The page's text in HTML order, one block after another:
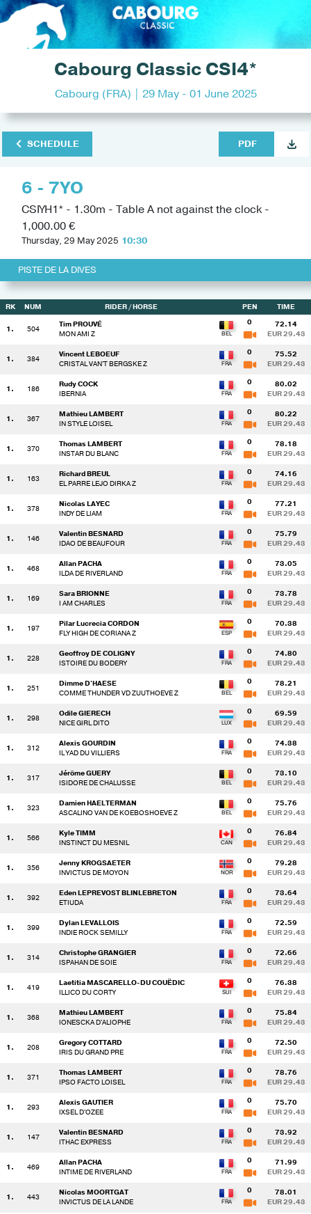
Cabourg Classic CSI4*
Cabourg (FRA) | 29 May - 01 June 2025
SCHEDULE PDF
6 - 7YO
CSIYH1* - 1.30m - Table A not against the clock -
1,000.00 €
Thursday, 29 May 2025 10:30
PISTE DE LA DIVES
RK NUM RIDER / HORSE PEN TIME
1. 504
Tim PROUVÉ
MON AMI Z
0 72.14
EUR 29.43
1. 384
Vincent LEBOEUF
CRISTAL VAN'T BERGSKE Z
0 75.52
EUR 29.43
1. 186
Rudy COCK
IBERNIA
0 80.02
EUR 29.43
1. 367
Mathieu LAMBERT
IN STYLE LOISEL
0 80.22
EUR 29.43
1. 370
Thomas LAMBERT
INSTAR DU BLANC
0 78.18
EUR 29.43
1. 163
Richard BREUL
EL PARRE LEJO DIRKA Z
0 74.16
EUR 29.43
1. 378
Nicolas LAYEC
INDY DE LIAM
0 77.21
EUR 29.43
1. 146
Valentin BESNARD
IDAO DE BEAUFOUR
0 75.79
EUR 29.43
1. 468
Allan PACHA
ILDA DE RIVERLAND
0 73.05
EUR 29.43
1. 169
Sara BRIONNE
I AM CHARLES
0 73.78
EUR 29.43
1. 197
Pilar Lucrecia CORDON
FLY HIGH DE CORIANA Z
0 70.38
EUR 29.43
1. 228
Geoffroy DE COLIGNY
ISTOIRE DU BODERY
0 74.80
EUR 29.43
1. 251
Dimme D'HAESE
COMME THUNDER VD ZUUTHOEVE Z
0 78.21
EUR 29.43
1. 298
Odile GIERECH
NICE GIRL DITO
0 69.59
EUR 29.43
1. 312
Alexis GOURDIN
IL YAD DU VILLIERS
0 74.38
EUR 29.43
1. 317
Jérôme GUERY
ISIDORE DE CHALUSSE
0 73.10
EUR 29.43
1. 323
Damien HAELTERMAN
ASCALINO VAN DE KOEBOSHOEVE Z
0 75.76
EUR 29.43
1. 566
Kyle TIMM
INSTINCT DU MESNIL
0 76.84
EUR 29.43
1. 356
Jenny KROGSAETER
INVICTUS DE MOYON
0 79.28
EUR 29.43
1. 392
Eden LEPREVOST BLINLEBRETON
ETIUDA
0 73.64
EUR 29.43
1. 399
Dylan LEVALLOIS
INDIE ROCK SEMILLY
0 72.59
EUR 29.43
1. 314
Christophe GRANGIER
ISPAHAN DE SOIE
0 72.66
EUR 29.43
1. 419
Laetitia MASCARELLO-DU COUËDIC
ILLICO DU CORTY
0 76.38
EUR 29.43
1. 368
Mathieu LAMBERT
IONESCKA D'ALIOPHE
0 75.84
EUR 29.43
1. 208
Gregory COTTARD
IRIS DU GRAND PRE
0 72.50
EUR 29.43
1. 371
Thomas LAMBERT
IPSO FACTO LOISEL
0 78.76
EUR 29.43
1. 293
Alexis GAUTIER
IXSEL D'OZEE
0 75.70
EUR 29.43
1. 147
Valentin BESNARD
ITHAC EXPRESS
0 73.92
EUR 29.43
1. 469
Allan PACHA
INTIME DE RIVERLAND
0 71.99
EUR 29.43
1. 443
Nicolas MOORTGAT
INVICTUS DE LA LANDE
0 78.01
EUR 29.43